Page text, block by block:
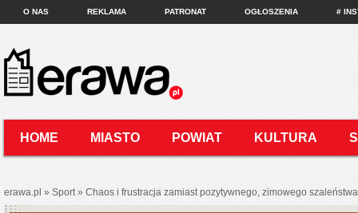
O NAS REKLAMA PATRONAT OGŁOSZENIA #
HOME MIASTO POWIAT KULTURA
erawa.pl » Sport » Chaos i frustracja zamiast pozytywnego, zimowego